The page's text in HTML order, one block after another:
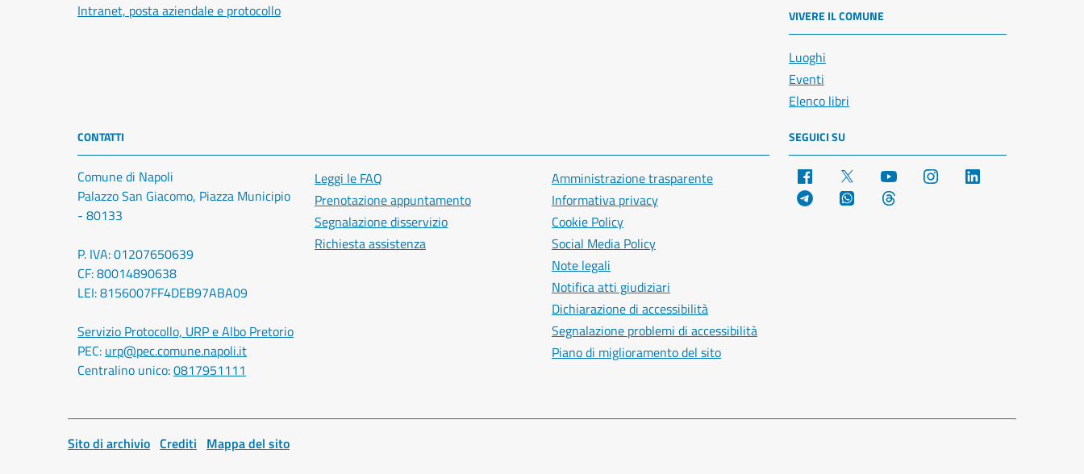
Intranet, posta aziendale e protocollo
VIVERE IL COMUNE
Luoghi
Eventi
Elenco libri
CONTATTI
Comune di Napoli
Palazzo San Giacomo, Piazza Municipio
- 80133
P. IVA: 01207650639
CF: 80014890638
LEI: 8156007FF4DEB97ABA09
Servizio Protocollo, URP e Albo Pretorio
PEC: urp@pec.comune.napoli.it
Centralino unico:0817951111
Leggi le FAQ
Prenotazione appuntamento
Segnalazione disservizio
Richiesta assistenza
Amministrazione trasparente
Informativa privacy
Cookie Policy
Social Media Policy
Note legali
Notifica atti giudiziari
Dichiarazione di accessibilità
Segnalazione problemi di accessibilità
Piano di miglioramento del sito
SEGUICI SU
Facebook YouTube Instagram
Telegram WhatsApp
Sito di archivio Crediti Mappa del sito